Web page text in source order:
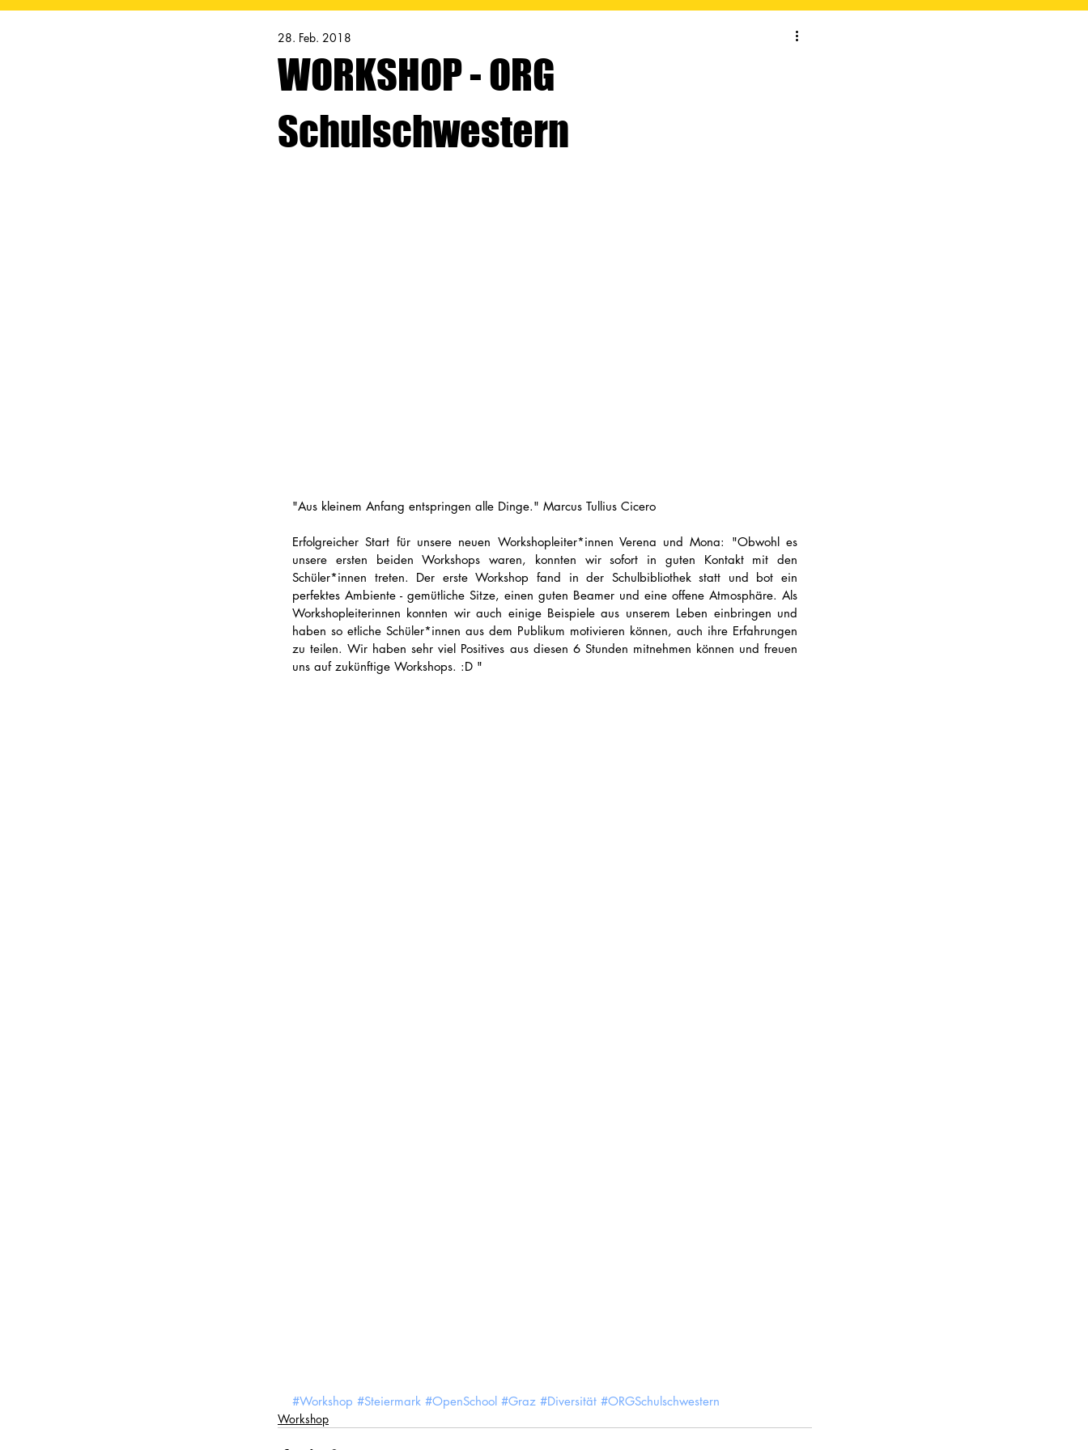
WORKSHOP - ORG
Schulschwestern
28. Feb. 2018
"Aus kleinem Anfang entspringen alle Dinge." Marcus Tullius Cicero
Erfolgreicher Start für unsere neuen Workshopleiter*innen Verena und Mona: "Obwohl es
unsere ersten beiden Workshops waren, konnten wir sofort in guten Kontakt mit den
Schüler*innen treten. Der erste Workshop fand in der Schulbibliothek statt und bot ein
perfektes Ambiente - gemütliche Sitze, einen guten Beamer und eine offene Atmosphäre. Als
Workshopleiterinnen konnten wir auch einige Beispiele aus unserem Leben einbringen und
haben so etliche Schüler*innen aus dem Publikum motivieren können, auch ihre Erfahrungen
zu teilen. Wir haben sehr viel Positives aus diesen 6 Stunden mitnehmen können und freuen
uns auf zukünftige Workshops. :D "
#Workshop #Steiermark #OpenSchool #Graz #Diversität #ORGSchulschwestern
Workshop